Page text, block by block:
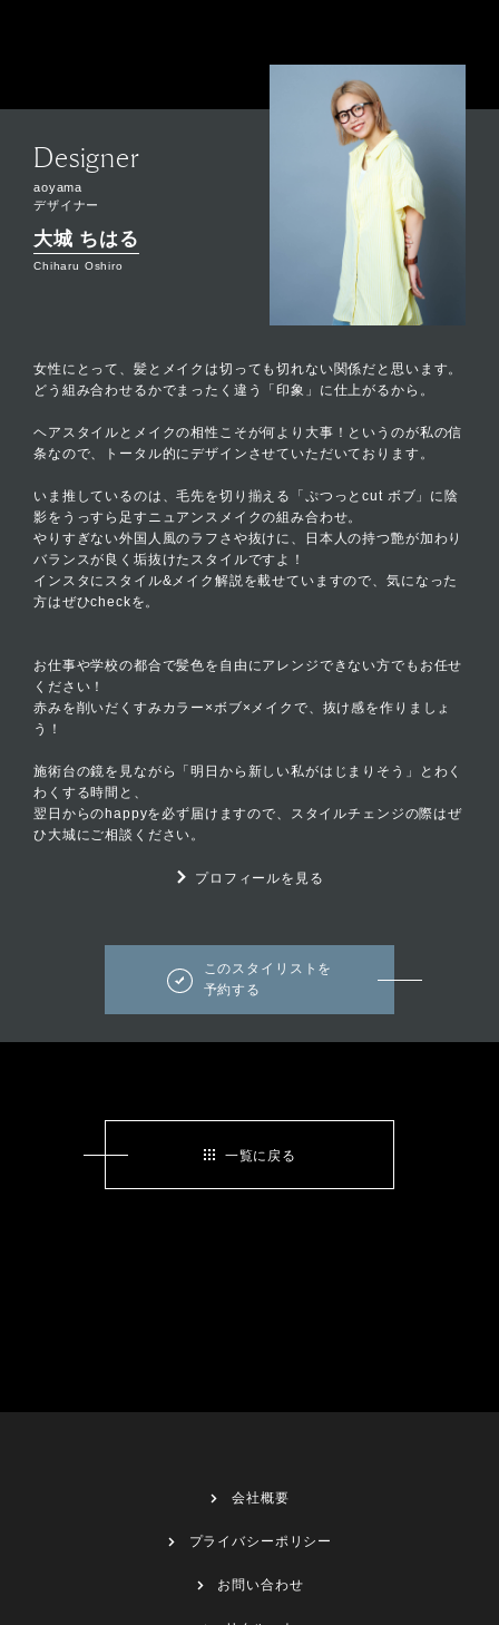
Designer
aoyama
デザイナー
大城 ちはる
Chiharu Oshiro
女性にとって、髪とメイクは切っても切れない関係だと思います。
どう組み合わせるかでまったく違う「印象」に仕上がるから。
ヘアスタイルとメイクの相性こそが何より大事！というのが私の信
条なので、トータル的にデザインさせていただいております。
いま推しているのは、毛先を切り揃える「ぷつっとcut ボブ」に陰
影をうっすら足すニュアンスメイクの組み合わせ。
やりすぎない外国人風のラフさや抜けに、日本人の持つ艶が加わり
バランスが良く垢抜けたスタイルですよ！
インスタにスタイル&メイク解説を載せていますので、気になった
方はぜひcheckを。
お仕事や学校の都合で髪色を自由にアレンジできない方でもお任せ
ください！
赤みを削いだくすみカラー×ボブ×メイクで、抜け感を作りましょ
う！
施術台の鏡を見ながら「明日から新しい私がはじまりそう」とわく
わくする時間と、
翌日からのhappyを必ず届けますので、スタイルチェンジの際はぜ
ひ大城にご相談ください。
プロフィールを見る
このスタイリストを
予約する
一覧に戻る
会社概要
プライバシーポリシー
お問い合わせ